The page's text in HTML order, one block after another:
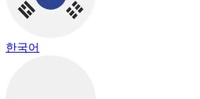
한국어